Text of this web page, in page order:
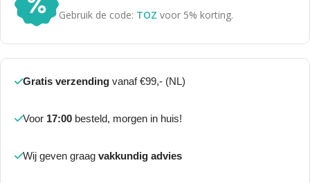
Gebruik de code: TOZ voor 5% korting.
Gratis verzending vanaf €99,- (NL)
Voor 17:00 besteld, morgen in huis!
Wij geven graag vakkundig advies